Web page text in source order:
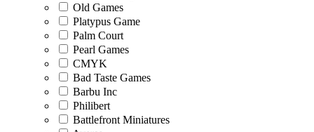
Old Games
Platypus Game
Palm Court
Pearl Games
CMYK
Bad Taste Games
Barbu Inc
Philibert
Battlefront Miniatures